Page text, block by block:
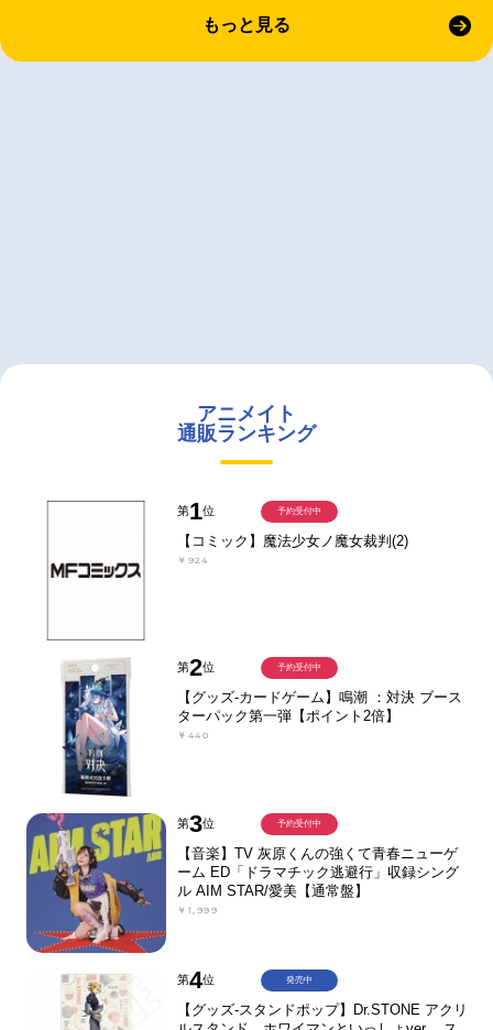
もっと見る
アニメイト
通販ランキング
第1位
【コミック】魔法少女ノ魔女裁判(2)
￥924
予約受付中
第2位
【グッズ-カードゲーム】鳴潮 ：対決 ブース
ターパック第一弾【ポイント2倍】
￥440
予約受付中
第3位
【音楽】TV 灰原くんの強くて青春ニューゲ
ーム ED「ドラマチック逃避行」収録シング
ル AIM STAR/愛美【通常盤】
￥1,999
予約受付中
第4位
【グッズ-スタンドポップ】Dr.STONE アクリ
発売中